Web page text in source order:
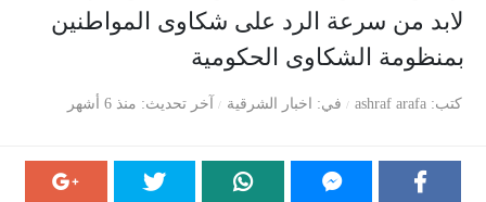
لابد من سرعة الرد على شكاوى المواطنين
بمنظومة الشكاوى الحكومية
كتب ashraf arafa في اخبار الشرقية آخر تحديث منذ 6 أشهر